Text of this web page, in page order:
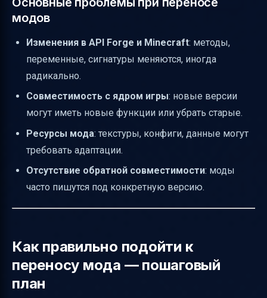
модов
Изменения в API Forge и Minecraft: методы,
переменные, сигнатуры меняются, иногда
радикально.
Совместимость с ядром игры: новые версии
могут иметь новые функции или убрать старые.
Ресурсы мода: текстуры, конфиги, данные могут
требовать адаптации.
Отсутствие обратной совместимости: моды
часто пишутся под конкретную версию.
Как правильно подойти к
переносу мода — пошаговый
план